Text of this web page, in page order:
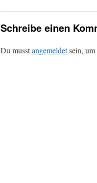
Schreibe einen
Du musstangemeldetsein, um